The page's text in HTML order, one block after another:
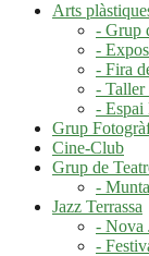
Arts
- Grup
-
- Fira
- Taller
- Espai
Grup
Cine-Club
Grup de
-
Jazz Terrassa
- Nova
-